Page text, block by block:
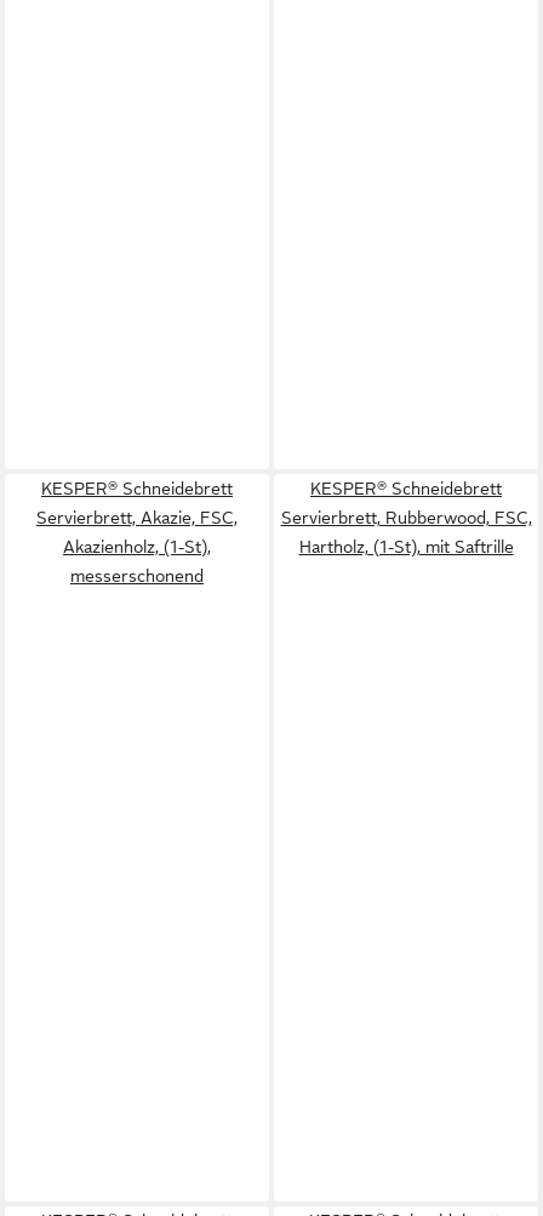
KESPER® Schneidebrett
Servierbrett, Akazie, FSC,
Akazienholz, (1-St),
messerschonend
KESPER® Schneidebrett
Servierbrett, Rubberwood, FSC,
Hartholz, (1-St), mit Saftrille